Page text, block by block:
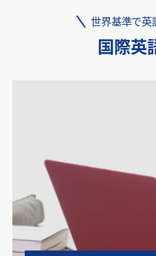
世界基準で英
国際英